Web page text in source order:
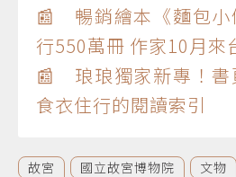
📰 暢銷繪本《麵包小
行550萬冊 作家10月來
📰 琅琅獨家新專！書
食衣住行的閱讀索引
故宮 國立故宮博物院 文物